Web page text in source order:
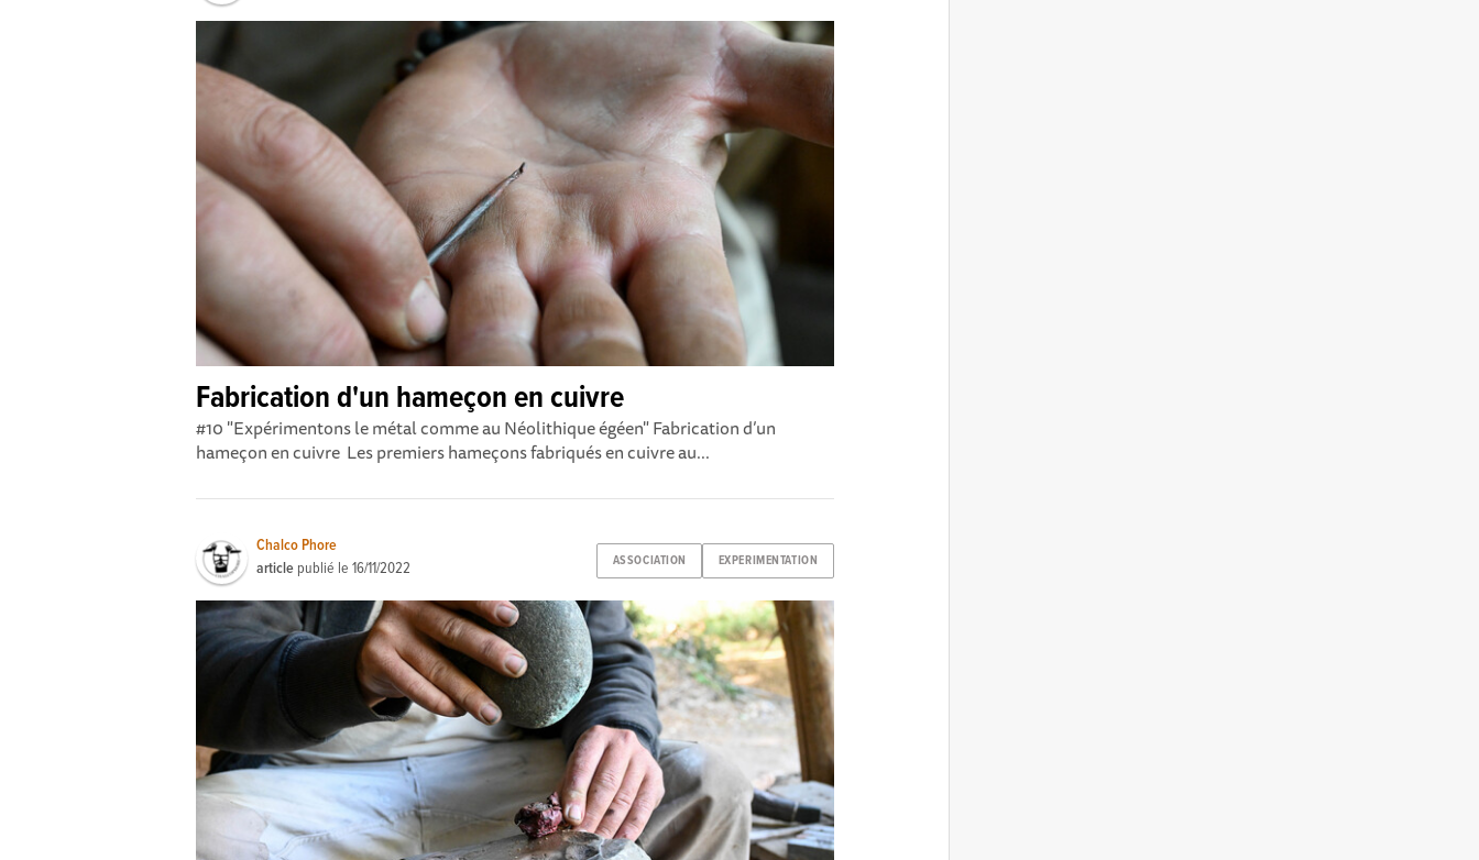
Fabrication d'un hameçon en cuivre
#10 "Expérimentons le métal comme au Néolithique égéen" Fabrication d’un
hameçon en cuivre Les premiers hameçons fabriqués en cuivre au...
ASSOCIATION EXPERIMENTATION
Chalco Phore
article publié le16/11/2022